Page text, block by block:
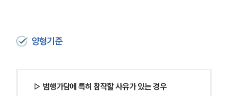
양형기준
▷ 범행가담에 특히 참작할 사유가 있는 경우